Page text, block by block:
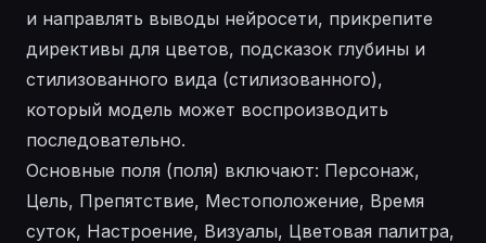
и направлять выводы нейросети, прикрепите
директивы для цветов, подсказок глубины и
стилизованного вида (стилизованного),
который модель может воспроизводить
последовательно.
Основные поля (поля) включают: Персонаж,
Цель, Препятствие, Местоположение, Время
суток, Настроение, Визуалы, Цветовая палитра,